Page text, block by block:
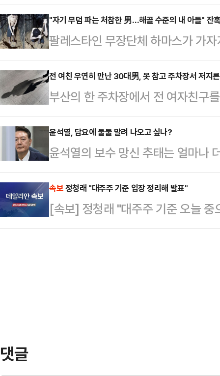
규가 사망한 사실을 확인해 조사 중
구의 차량 안에서 발견된 것으로 전
경찰에 신고한 것으로 알려졌다.앞
주 상태로 용인시 기흥구에서 자택
(도로교통법 위반)로 검찰에 불구
드라마들에 비상이 걸리고 연극에
다보스 병원장례식장 …
"자기 무덤 파는 처참한 男…해골 수준의 내 아들" 잔
팔레스타인 무장단체 하마스가 가
한 모습을 연이어 공개하고 있다.
있다"고 말한다.2일(현지시간) 타
속 인질은 2023년 10월7일 하마스
된 에비아타르 다비드(24)이다.다
가자지구 한 지하터널에서 삽질을
시"라며 "오늘은 뭘 먹을 수 있을지
었고 …
전 여친 우연히 만난 30대男, 못 참고 주차장서 저지
부산의 한 주차장에서 전 여자친구
받고 있다.2일 부산 해운대경찰서
속 입건해 조사하고 있다고 밝혔다
물 주차장에서 전 여자친구였던 20
전치 6주의 상처를 입힌 것으로 전
단을 받는 것으로 알려졌다.경찰에
다가 당일 우연히 마주쳐 실랑이를
행을 한…
윤석열, 담요에 둘둘 말려 나오고 싶나?
윤석열의 보수 망신 추태는 얼마나
래의 민주당은 아마 이걸 노리며 즐
집행하지 않고 속옷 입고 버티는 꼴
는 것이다.강제 조치보다는 이런
가 이런 저질 인물이고 보수란 사람
속보정청래 "대주주 기준 입장 정리해 발표"
[속보] 정청래 "대주주 기준 오늘 중
댓글